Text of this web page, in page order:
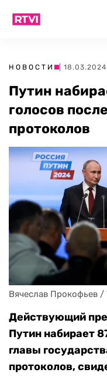
НОВОСТИ |
Путин
голосов
протоколов
Вячеслав Прокофьев
Действующий
Путин набирает
главы
протоколов,